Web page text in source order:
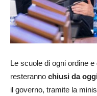
Le scuole di ogni ordine
resteranno chiusi da
il governo, tramite la